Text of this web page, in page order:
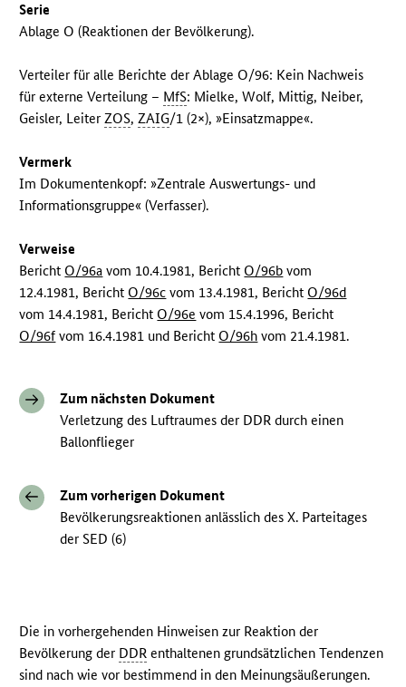
Serie
Ablage O (Reaktionen der Bevölkerung).
Verteiler für alle Berichte der Ablage O/96: Kein Nachweis
für externe Verteilung – MfS: Mielke, Wolf, Mittig, Neiber,
Geisler, LeiterZOS,ZAIG/1 (2×), »Einsatzmappe«.
Vermerk
Im Dokumentenkopf: »Zentrale Auswertungs- und
Informationsgruppe« (Verfasser).
Verweise
Bericht O/96a vom 10.4.1981, Bericht O/96b vom
12.4.1981, Bericht O/96c vom 13.4.1981, Bericht O/96d
vom 14.4.1981, Bericht O/96e vom 15.4.1996, Bericht
O/96f vom 16.4.1981 und Bericht O/96h vom 21.4.1981.
Zum nächsten Dokument
Verletzung des Luftraumes der DDR durch einen
Ballonflieger
Zum vorherigen Dokument
Bevölkerungsreaktionen anlässlich des X. Parteitages
der SED (6)
Die in vorhergehenden Hinweisen zur Reaktion der
Bevölkerung der DDR enthaltenen grundsätzlichen Tendenzen
sind nach wie vor bestimmend in den Meinungsäußerungen.